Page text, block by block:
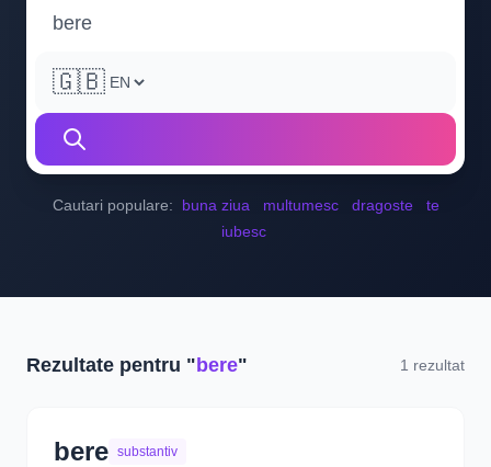
🇬🇧
Cautari populare: buna ziua multumesc dragoste
te
iubesc
Rezultate pentru " bere" 1 rezultat
bere substantiv